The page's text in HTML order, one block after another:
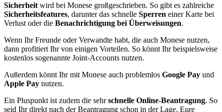
Sicherheit wird bei Monese großgeschrieben. So gibt es zahlreiche
Sicherheitsfeatures, darunter das schnelle Sperren einer Karte bei
Verlust oder die Benachrichtigung bei Überweisungen.
Wenn Ihr Freunde oder Verwandte habt, die auch Monese nutzen,
dann profitiert Ihr von einigen Vorteilen. So könnt Ihr beispielsweise
kostenlos sogenannte Joint-Accounts nutzen.
Außerdem könnt Ihr mit Monese auch problemlos Google Pay und
Apple Pay nutzen.
Ein Pluspunkt ist zudem die sehrschnelle Online-Beantragung. So
seid Ihr direkt nach der Beantragung schon in der Lage, Eure